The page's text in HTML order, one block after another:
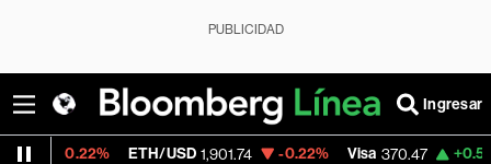
PUBLICIDAD
Ingresar
ETH/USD 1,901.74 -0.22% Visa 370.47 +0.52%